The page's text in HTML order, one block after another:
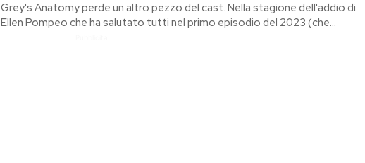
Grey's Anatomy perde un altro pezzo del cast. Nella stagione dell'addio di
Ellen Pompeo che ha salutato tutti nel primo episodio del 2023 (che...